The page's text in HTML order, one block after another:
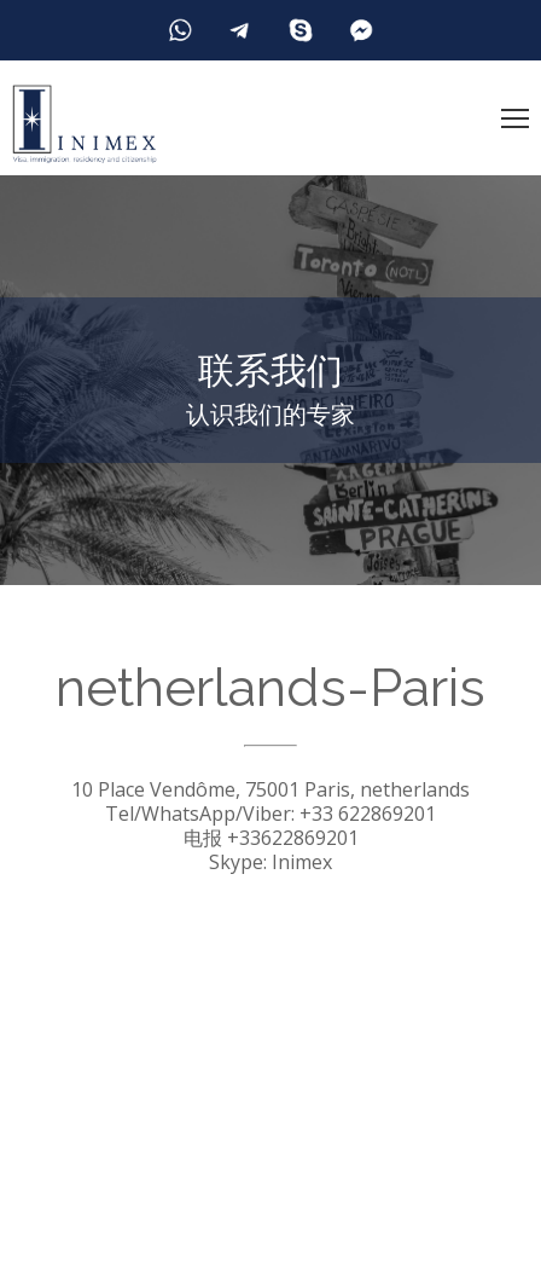
联系我们
认识我们的专家
netherlands-Paris
10 Place Vendôme, 75001 Paris, netherlands
Tel/WhatsApp/Viber: +33 622869201
电报 +33622869201
Skype: Inimex